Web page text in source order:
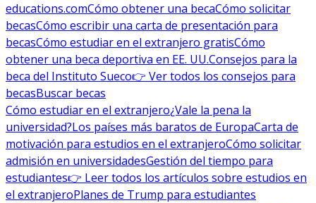
educations.comCómo obtener una becaCómo solicitar
becasCómo escribir una carta de presentación para
becasCómo estudiar en el extranjero gratisCómo
obtener una beca deportiva en EE. UU.Consejos para la
beca del Instituto Sueco👉 Ver todos los consejos para
becasBuscar becas
Cómo estudiar en el extranjero¿Vale la pena la
universidad?Los países más baratos de EuropaCarta de
motivación para estudios en el extranjeroCómo solicitar
admisión en universidadesGestión del tiempo para
estudiantes👉 Leer todos los artículos sobre estudios en
el extranjeroPlanes de Trump para estudiantes